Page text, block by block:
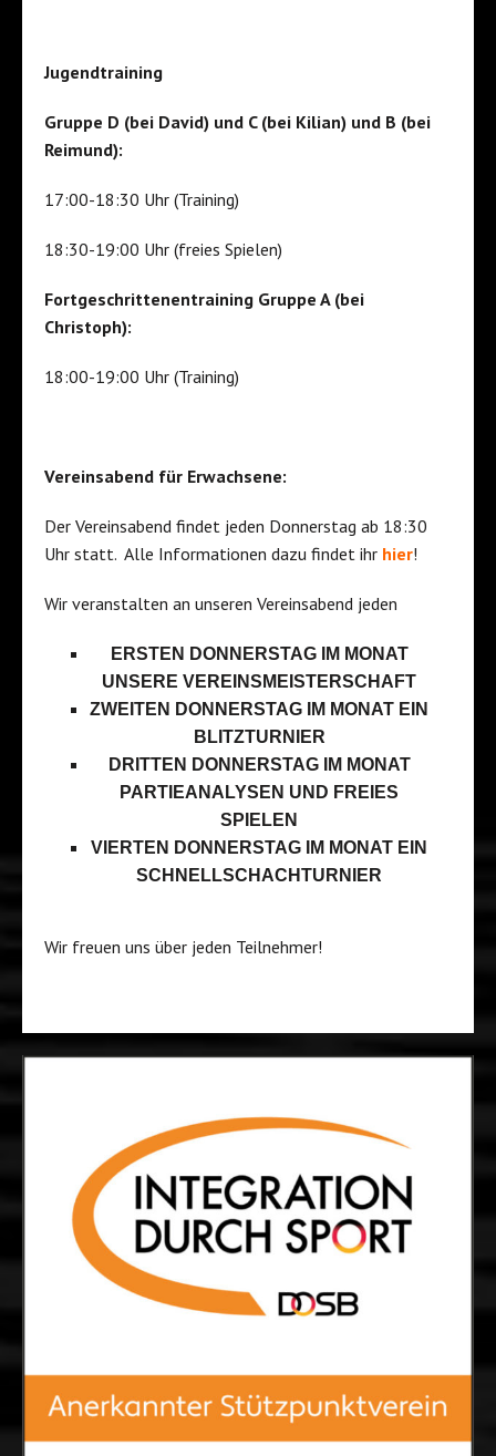
Jugendtraining
Gruppe D (bei David) und C (bei Kilian) und B (bei
Reimund):
17:00-18:30 Uhr (Training)
18:30-19:00 Uhr (freies Spielen)
Fortgeschrittenentraining Gruppe A (bei
Christoph):
18:00-19:00 Uhr (Training)
Vereinsabend für Erwachsene:
Der Vereinsabend findet jeden Donnerstag ab 18:30
Uhr statt. Alle Informationen dazu findet ihr hier!
Wir veranstalten an unseren Vereinsabend jeden
ERSTEN DONNERSTAG IM MONAT
UNSERE VEREINSMEISTERSCHAFT
ZWEITEN DONNERSTAG IM MONAT EIN
BLITZTURNIER
DRITTEN DONNERSTAG IM MONAT
PARTIEANALYSEN UND FREIES
SPIELEN
VIERTEN DONNERSTAG IM MONAT EIN
SCHNELLSCHACHTURNIER
Wir freuen uns über jeden Teilnehmer!